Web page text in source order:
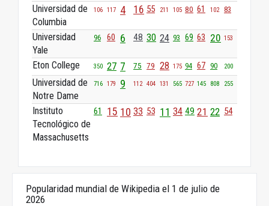
Universidad de
Columbia
106 117 4 16 55 211 105 80 61 102 83
Universidad
Yale
96 60 6 48 30 24 93 69 63 20 153
Eton College 350 27 7 75 79 28 175 94 67 90 200
Universidad de
Notre Dame
716 179 9 112 404 131 565 727 145 808 255
Instituto
Tecnológico de
Massachusetts
61 15 10 33 53 11 34 49 21 22 54
Popularidad mundial de Wikipedia el 1 de julio de
2026